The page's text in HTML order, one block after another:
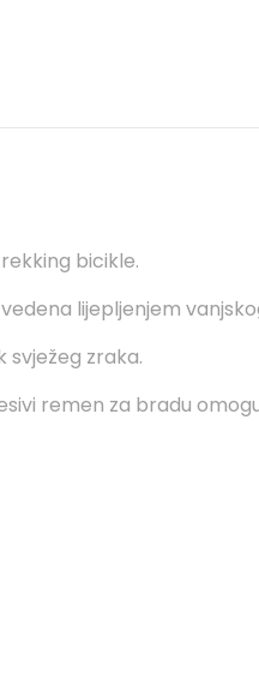
bicikle.
lijepljenjem
zraka.
remen za bradu